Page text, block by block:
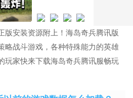
版安装资源附上！海岛奇兵腾讯版
略战斗游戏，各种特殊能力的英雄
玩家快来下载海岛奇兵腾讯服畅玩